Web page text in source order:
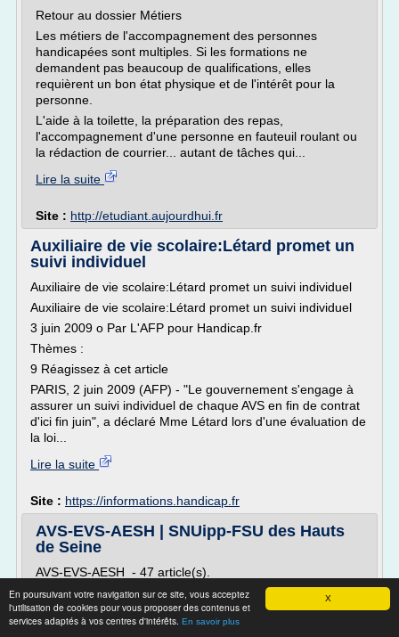
X
En poursuivant votre navigation sur ce site, vous acceptez
l'utilisation de cookies pour vous proposer des contenus et
services adaptés à vos centres d'intérêts. En savoir plus
Retour au dossier Métiers
Les métiers de l'accompagnement des personnes
handicapées sont multiples. Si les formations ne
demandent pas beaucoup de qualifications, elles
requièrent un bon état physique et de l'intérêt pour la
personne.
L'aide à la toilette, la préparation des repas,
l'accompagnement d'une personne en fauteuil roulant ou
la rédaction de courrier... autant de tâches qui...
Lire la suite
Site : http://etudiant.aujourdhui.fr
Auxiliaire de vie scolaire:Létard promet un
suivi individuel
Auxiliaire de vie scolaire:Létard promet un suivi individuel
Auxiliaire de vie scolaire:Létard promet un suivi individuel
3 juin 2009 o Par L'AFP pour Handicap.fr
Thèmes :
9 Réagissez à cet article
PARIS, 2 juin 2009 (AFP) - "Le gouvernement s'engage à
assurer un suivi individuel de chaque AVS en fin de contrat
d'ici fin juin", a déclaré Mme Létard lors d'une évaluation de
la loi...
Lire la suite
Site : https://informations.handicap.fr
AVS-EVS-AESH | SNUipp-FSU des Hauts
de Seine
AVS-EVS-AESH - 47 article(s).
5 avril 2018
AESH : gagner un métier « Gagnons un véritable métier !
» Le SNUipp-FSU lance une campagne sur la